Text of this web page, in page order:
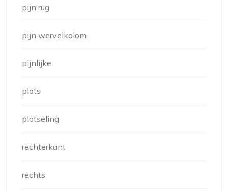
pijn rug
pijn wervelkolom
pijnlijke
plots
plotseling
rechterkant
rechts